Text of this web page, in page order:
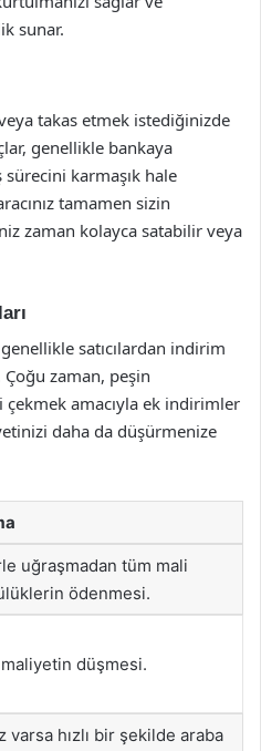
sunar.
veya takas etmek istediğinizde
genellikle bankaya
karmaşık hale
tamamen sizin
zaman kolayca satabilir veya
satıcılardan indirim
zaman, peşin
çekmek amacıyla ek indirimler
daha da düşürmenize
uğraşmadan tüm mali
ödenmesi.
düşmesi.
varsa hızlı bir şekilde araba